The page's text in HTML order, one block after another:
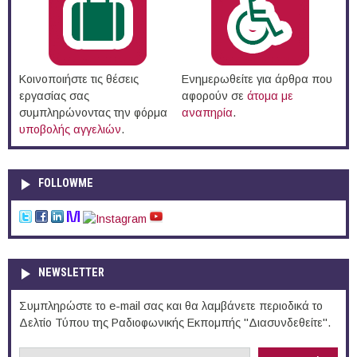
Κοινοποιήστε τις θέσεις
εργασίας σας
συμπληρώνοντας την φόρμα
υποβολής αγγελιών.
Ενημερωθείτε για άρθρα που
αφορούν σε άτομα με
αναπηρία.
FOLLOWME
NEWSLETTER
Συμπληρώστε το e-mail σας και θα λαμβάνετε περιοδικά το
Δελτίο Τύπου της Ραδιοφωνικής Εκπομπής "Διασυνδεθείτε".